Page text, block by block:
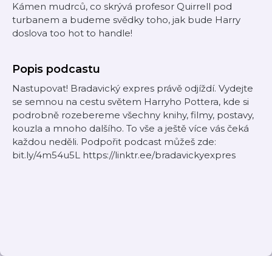
Kámen mudrců, co skrývá profesor Quirrell pod
turbanem a budeme svědky toho, jak bude Harry
doslova too hot to handle!
Popis podcastu
Nastupovat! Bradavický expres právě odjíždí. Vydejte
se semnou na cestu světem Harryho Pottera, kde si
podrobně rozebereme všechny knihy, filmy, postavy,
kouzla a mnoho dalšího. To vše a ještě více vás čeká
každou neděli. Podpořit podcast můžeš zde:
bit.ly/4m54u5L https://linktr.ee/bradavickyexpres